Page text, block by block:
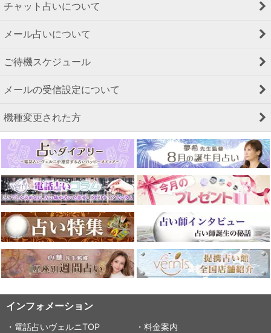
チャット占いについて
メール占いについて
ご待機スケジュール
メールの受信設定について
機種変更された方
インフォメーション
・電話占いヴェルニTOP ・料金案内